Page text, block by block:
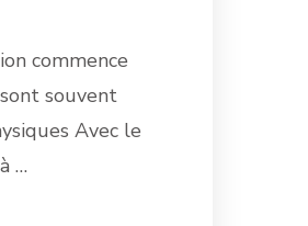
commence
souvent
Avec le
…